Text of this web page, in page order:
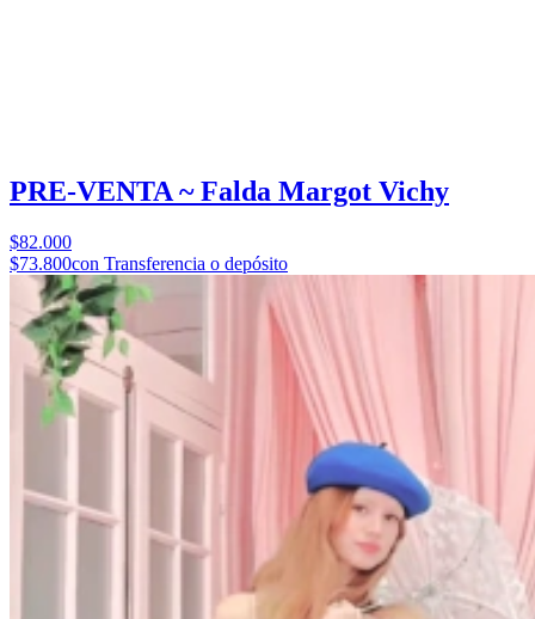
PRE-VENTA ~ Falda Margot Vichy
$82.000
$73.800con Transferencia o depósito